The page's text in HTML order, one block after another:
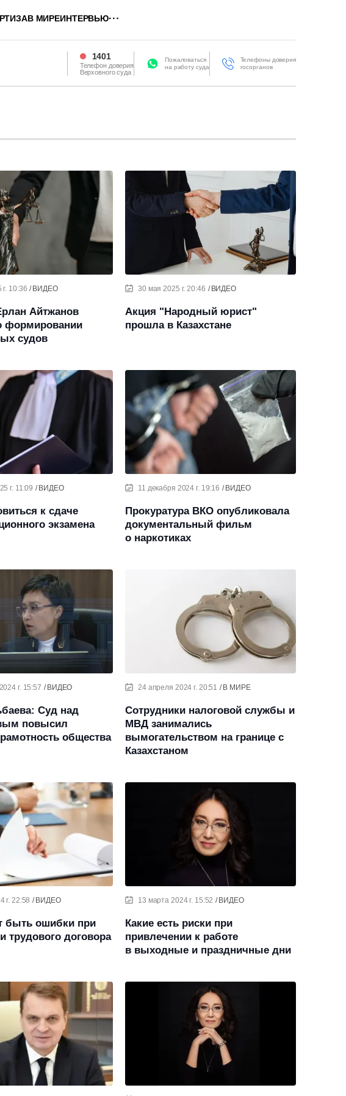
В МИРЕИНТЕРВЬЮ
1401
Телефон доверия
Верховного суда
Пожаловаться
на работу суда
Телефоны доверия
госорганов
10:36 ВИДЕО
Айтжанов
формировании
судов
30 мая 2025 г. 20:46 ВИДЕО
Акция "Народный юрист"
прошла в Казахстане
г. 11:09 ВИДЕО
к сдаче
экзамена
11 декабря 2024 г. 19:16 ВИДЕО
Прокуратура ВКО опубликовала
документальный фильм
о наркотиках
г. 15:57 ВИДЕО
Суд над
повысил
общества
24 апреля 2024 г. 20:51 В МИРЕ
Сотрудники налоговой службы и
МВД занимались
вымогательством на границе с
Казахстаном
г. 22:58 ВИДЕО
быть ошибки при
трудового договора
13 марта 2024 г. 15:52 ВИДЕО
Какие есть риски при
привлечении к работе
в выходные и праздничные дни